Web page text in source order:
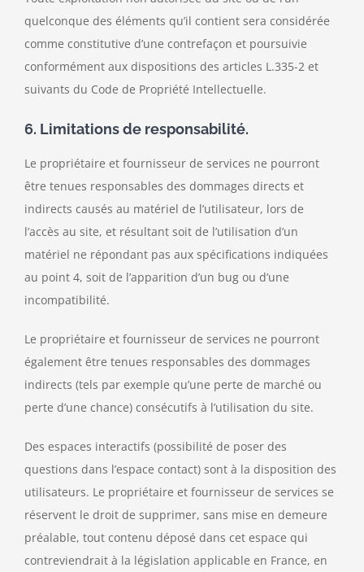
quelconque des éléments qu’il contient sera considérée
comme constitutive d’une contrefaçon et poursuivie
conformément aux dispositions des articles L.335-2 et
suivants du Code de Propriété Intellectuelle.
6. Limitations de responsabilité.
Le propriétaire et fournisseur de services ne pourront
être tenues responsables des dommages directs et
indirects causés au matériel de l’utilisateur, lors de
l’accès au site, et résultant soit de l’utilisation d’un
matériel ne répondant pas aux spécifications indiquées
au point 4, soit de l’apparition d’un bug ou d’une
incompatibilité.
Le propriétaire et fournisseur de services ne pourront
également être tenues responsables des dommages
indirects (tels par exemple qu’une perte de marché ou
perte d’une chance) consécutifs à l’utilisation du site.
Des espaces interactifs (possibilité de poser des
questions dans l’espace contact) sont à la disposition des
utilisateurs. Le propriétaire et fournisseur de services se
réservent le droit de supprimer, sans mise en demeure
préalable, tout contenu déposé dans cet espace qui
contreviendrait à la législation applicable en France, en